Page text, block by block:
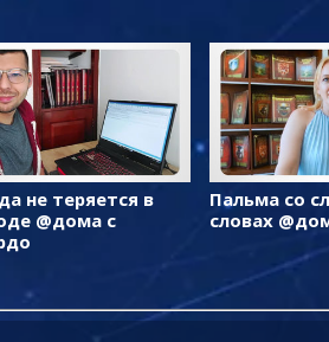
не теряется в
@дома с
Пальма со
словах